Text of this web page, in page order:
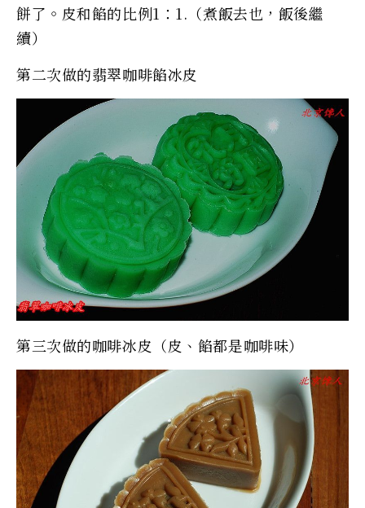
餅了。皮和餡的比例1：1.（煮飯去也，飯後繼
續）
第二次做的翡翠咖啡餡冰皮
第三次做的咖啡冰皮（皮、餡都是咖啡味）